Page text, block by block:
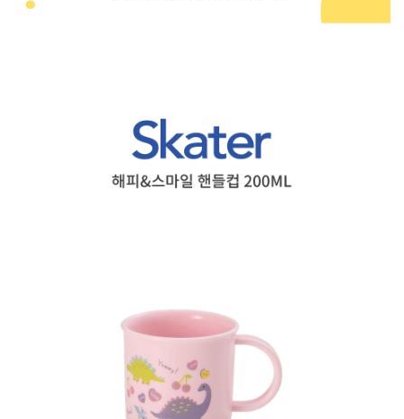
페이코 ID로
PAYCO 바로